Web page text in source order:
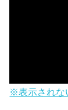
※表示されな